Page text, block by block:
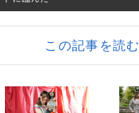
この記事を読む